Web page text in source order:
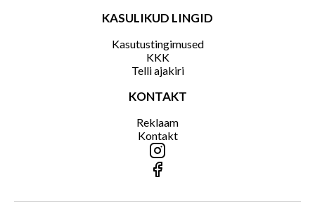
KASULIKUD LINGID
Kasutustingimused
KKK
Telli ajakiri
KONTAKT
Reklaam
Kontakt